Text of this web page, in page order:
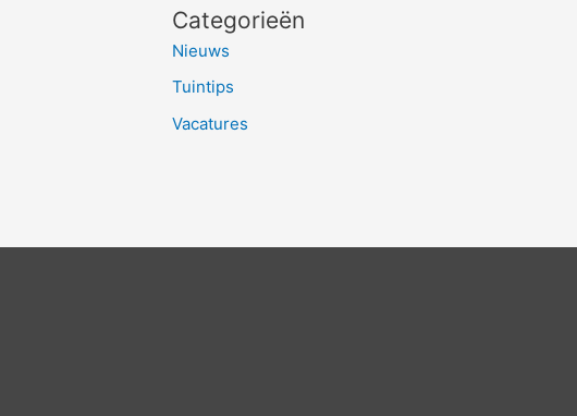
Categorieën
Nieuws
Tuintips
Vacatures